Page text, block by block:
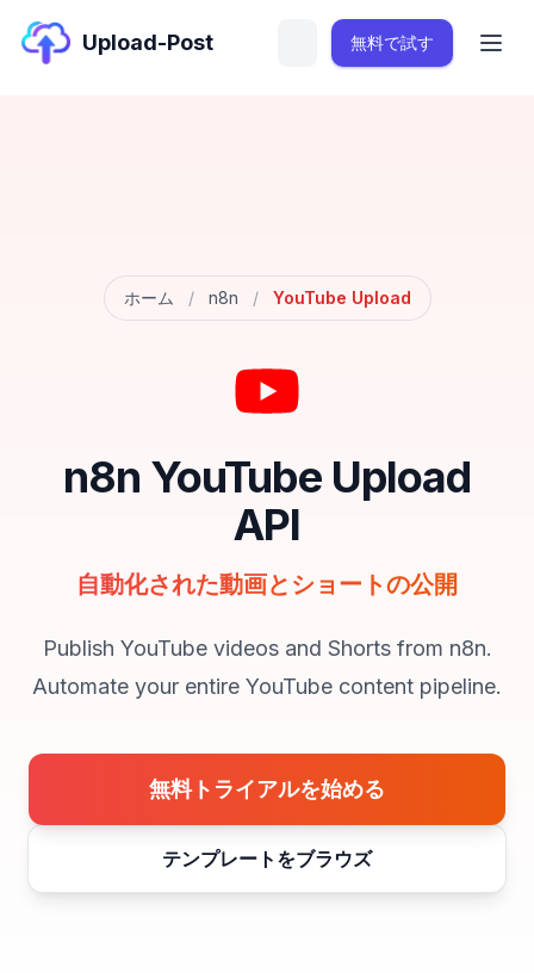
Upload-Post 無料で試す
ホーム / n8n / YouTube Upload
n8n YouTube Upload
API
自動化された動画とショートの公開
Publish YouTube videos and Shorts from n8n.
Automate your entire YouTube content pipeline.
無料トライアルを始める
テンプレートをブラウズ